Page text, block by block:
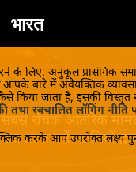
भारत
के लिए, अनुकूल प्रासंगिक
आपके बारे में अवैयक्तिक
किया जाता है, इसकी
तथा स्वचालित लॉगिंग नीति
करके आप उपरोक्त लक्ष्य
रोचक आंतरिक
प्राप्त करें। रूसियों